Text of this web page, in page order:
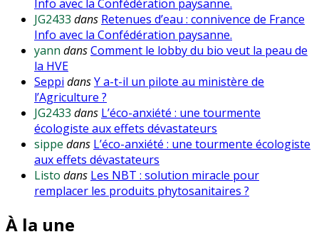
Info avec la Confédération paysanne.
JG2433 dans Retenues d’eau : connivence de France
Info avec la Confédération paysanne.
yann dansComment le lobby du bio veut la peau de
la HVE
Seppi dansY a-t-il un pilote au ministère de
l’Agriculture ?
JG2433 dans L’éco-anxiété : une tourmente
écologiste aux effets dévastateurs
sippe dans L’éco-anxiété : une tourmente écologiste
aux effets dévastateurs
Listo dans Les NBT : solution miracle pour
remplacer les produits phytosanitaires ?
À la une